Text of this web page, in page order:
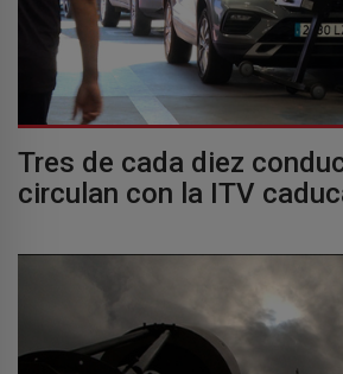
Tres de cada diez
circulan con la ITV